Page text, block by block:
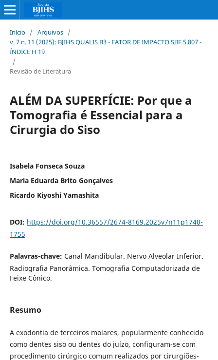
Início / Arquivos /
v. 7 n. 11 (2025): BJIHS QUALIS B3 - FATOR DE IMPACTO SJIF 5.807 -
ÍNDICE H 19
/
Revisão de Literatura
ALÉM DA SUPERFÍCIE: Por que a
Tomografia é Essencial para a
Cirurgia do Siso
Isabela Fonseca Souza
Maria Eduarda Brito Gonçalves
Ricardo Kiyoshi Yamashita
DOI: https://doi.org/10.36557/2674-8169.2025v7n11p1740-
1755
Palavras-chave: Canal Mandibular. Nervo Alveolar Inferior.
Radiografia Panorâmica. Tomografia Computadorizada de
Feixe Cônico.
Resumo
A exodontia de terceiros molares, popularmente conhecido
como dentes siso ou dentes do juízo, configuram-se com
procedimento cirúrgico comum realizados por cirurgiões-